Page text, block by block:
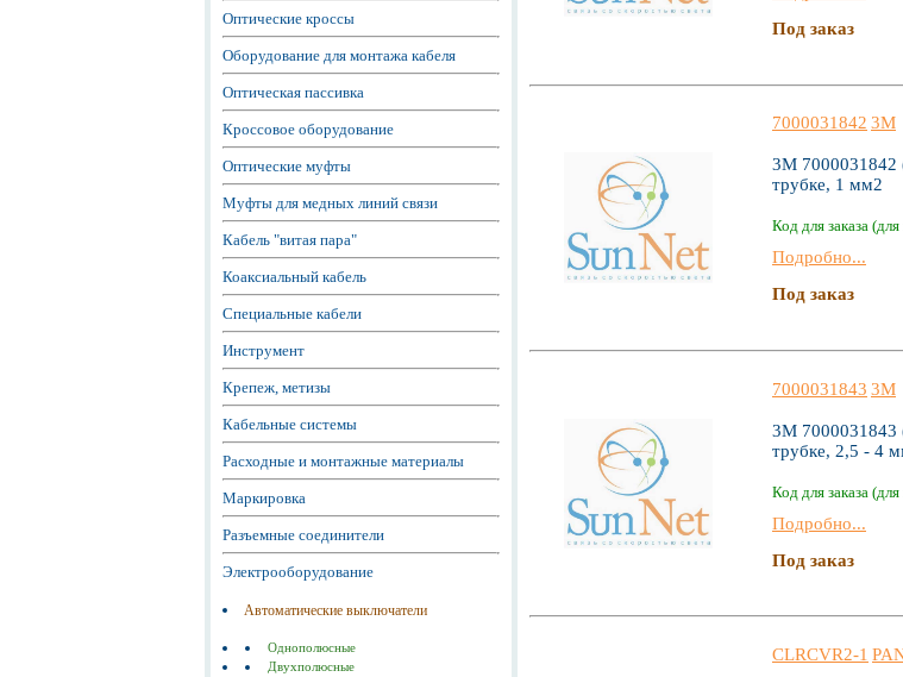
Оптические кроссы
Оборудование для монтажа кабеля
Оптическая пассивка
Кроссовое оборудование
Оптические муфты
Муфты для медных линий связи
Кабель "витая пара"
Коаксиальный кабель
Специальные кабели
Инструмент
Крепеж, метизы
Кабельные системы
Расходные и монтажные материалы
Маркировка
Разъемные соединители
Электрооборудование
Автоматические выключатели
Однополюсные
Двухполюсные
Под заказ
7000031842 3M
3M 7000031842
трубке, 1 мм2
Код для заказа
Подробно...
Под заказ
7000031843 3M
3M 7000031843
трубке, 2,5 - 4
Код для заказа
Подробно...
Под заказ
CLRCVR2-1